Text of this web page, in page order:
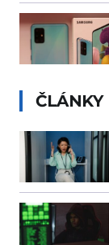
ČLÁNKY